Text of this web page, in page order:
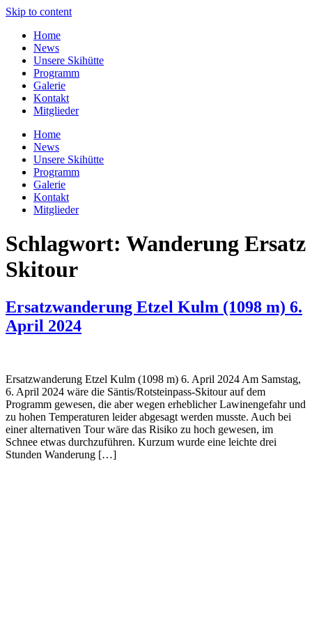
Skip to content
Home
News
Unsere Skihütte
Programm
Galerie
Kontakt
Mitglieder
Home
News
Unsere Skihütte
Programm
Galerie
Kontakt
Mitglieder
Schlagwort: Wanderung Ersatz
Skitour
Ersatzwanderung Etzel Kulm (1098 m) 6.
April 2024
Ersatzwanderung Etzel Kulm (1098 m) 6. April 2024 Am Samstag,
6. April 2024 wäre die Säntis/Rotsteinpass-Skitour auf dem
Programm gewesen, die aber wegen erheblicher Lawinengefahr und
zu hohen Temperaturen leider abgesagt werden musste. Auch bei
einer alternativen Tour wäre das Risiko zu hoch gewesen, im
Schnee etwas durchzuführen. Kurzum wurde eine leichte drei
Stunden Wanderung […]